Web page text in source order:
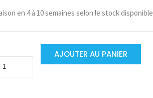
en 4 à 10 semaines selon le stock disponible
AJOUTER AU PANIER